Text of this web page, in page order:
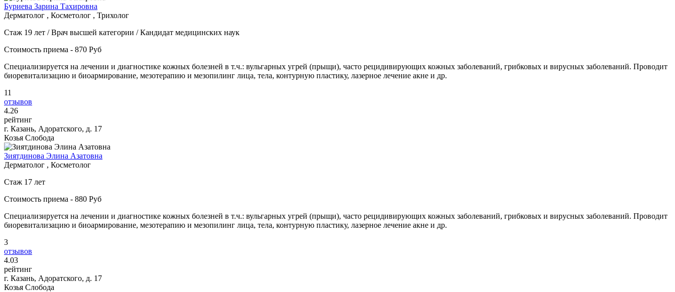
Буриева Зарина Тахировна
Дерматолог , Косметолог , Трихолог
Стаж 19 лет / Врач высшей категории / Кандидат медицинских наук
Стоимость приема - 870 Руб
Специализируется на лечении и диагностике кожных болезней в т.ч.: вульгарных угрей (прыщи), часто рецидивирующих кожных заболеваний, грибковых и вирусных заболеваний. Проводит
биоревитализацию и биоармирование, мезотерапию и мезопилинг лица, тела, контурную пластику, лазерное лечение акне и др.
11
отзывов
4.26
рейтинг
г. Казань, Адоратского, д. 17
Козья Слобода
Зиятдинова Элина Азатовна
Дерматолог , Косметолог
Стаж 17 лет
Стоимость приема - 880 Руб
Специализируется на лечении и диагностике кожных болезней в т.ч.: вульгарных угрей (прыщи), часто рецидивирующих кожных заболеваний, грибковых и вирусных заболеваний. Проводит
биоревитализацию и биоармирование, мезотерапию и мезопилинг лица, тела, контурную пластику, лазерное лечение акне и др.
3
отзывов
4.03
рейтинг
г. Казань, Адоратского, д. 17
Козья Слобода